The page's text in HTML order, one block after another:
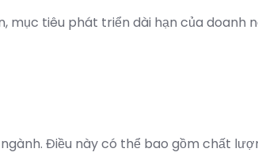
tiêu phát triển dài hạn của doanh
Điều này có thể bao gồm chất